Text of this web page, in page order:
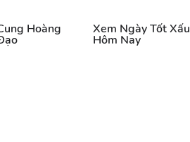
Hoàng Xem Ngày Tốt Xấu
Hôm Nay